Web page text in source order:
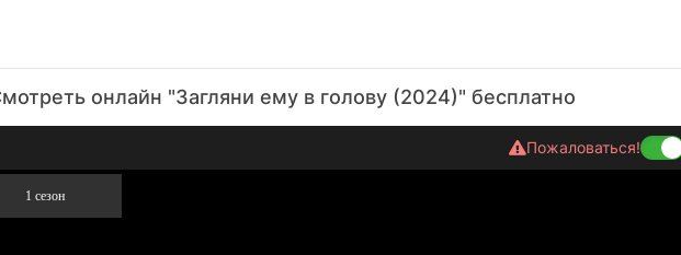
онлайн "Загляни ему в голову (2024)" бесплатно
Пожаловаться!
1 сезон